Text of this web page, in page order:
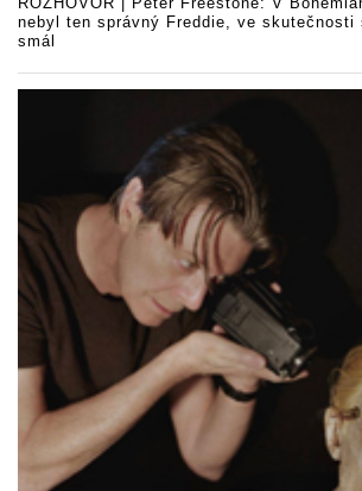
nebyl ten správný Freddie, ve skutečnosti
smál